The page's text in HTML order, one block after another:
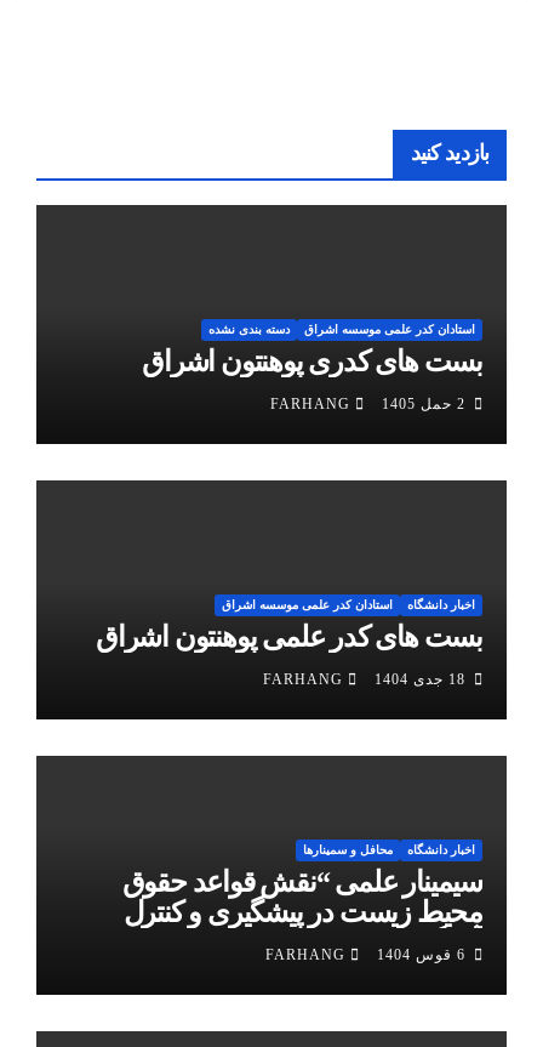
بازدید کنید
استادان کدر علمی موسسه اشراق دسته بندی نشده
بست های کدری پوهنتون اشراق
2 حمل 1405 FARHANG
اخبار دانشگاه استادان کدر علمی موسسه اشراق
بست های کدر علمی پوهنتون اشراق
18 جدی 1404 FARHANG
اخبار دانشگاه محافل و سمینارها
سیمینار علمی “نقش قواعد حقوق
محیط زیست در پیشگیری و کنترل
آلودگی هوا”
6 قوس 1404 FARHANG